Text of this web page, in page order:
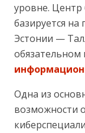
уровне. Центр
базируется на
Эстонии —
обязательном
Одна из
возможности